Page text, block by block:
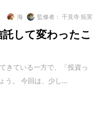
海 監修者： 千見寺 拓実
して変わったこ
きている一方で、「投資っ
う。 今回は、少し...